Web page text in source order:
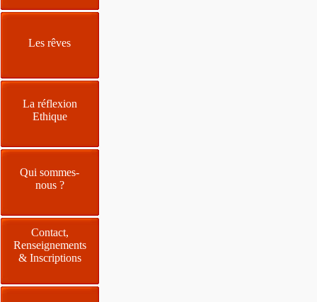
Les rêves
La réflexion
Ethique
Qui sommes-
nous ?
Contact,
Renseignements
& Inscriptions